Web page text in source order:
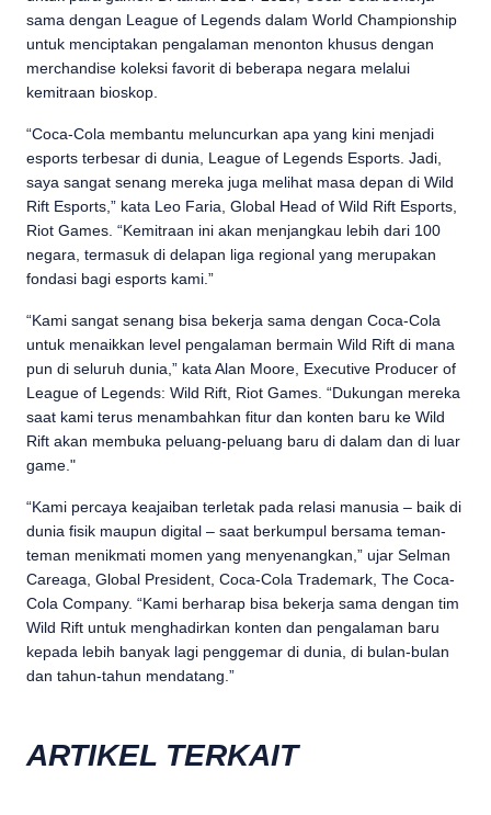
sama dengan League of Legends dalam World Championship
untuk menciptakan pengalaman menonton khusus dengan
merchandise koleksi favorit di beberapa negara melalui
kemitraan bioskop.
“Coca-Cola membantu meluncurkan apa yang kini menjadi
esports terbesar di dunia, League of Legends Esports. Jadi,
saya sangat senang mereka juga melihat masa depan di Wild
Rift Esports,” kata Leo Faria, Global Head of Wild Rift Esports,
Riot Games. “Kemitraan ini akan menjangkau lebih dari 100
negara, termasuk di delapan liga regional yang merupakan
fondasi bagi esports kami.”
“Kami sangat senang bisa bekerja sama dengan Coca-Cola
untuk menaikkan level pengalaman bermain Wild Rift di mana
pun di seluruh dunia,” kata Alan Moore, Executive Producer of
League of Legends: Wild Rift, Riot Games. “Dukungan mereka
saat kami terus menambahkan fitur dan konten baru ke Wild
Rift akan membuka peluang-peluang baru di dalam dan di luar
game."
“Kami percaya keajaiban terletak pada relasi manusia – baik di
dunia fisik maupun digital – saat berkumpul bersama teman-
teman menikmati momen yang menyenangkan,” ujar Selman
Careaga, Global President, Coca-Cola Trademark, The Coca-
Cola Company. “Kami berharap bisa bekerja sama dengan tim
Wild Rift untuk menghadirkan konten dan pengalaman baru
kepada lebih banyak lagi penggemar di dunia, di bulan-bulan
dan tahun-tahun mendatang.”
ARTIKEL TERKAIT